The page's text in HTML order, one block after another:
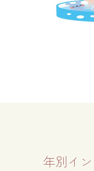
年別イ